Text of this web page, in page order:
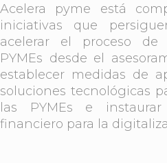
Acelera pyme está
iniciativas que
acelerar el proceso
PYMEs desde el
establecer medidas de
soluciones tecnológicas
las PYMEs e
financiero para la